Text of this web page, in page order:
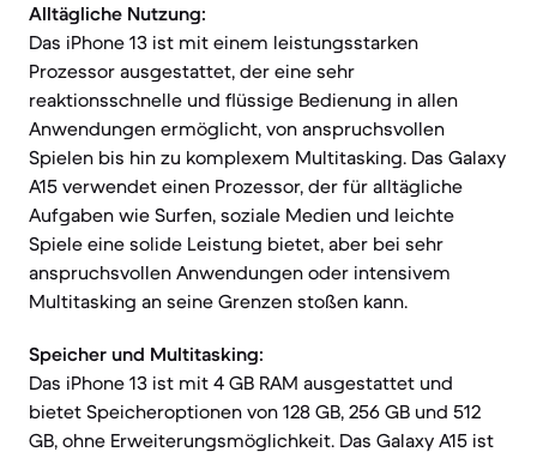
Alltägliche Nutzung:
Das iPhone 13 ist mit einem leistungsstarken
Prozessor ausgestattet, der eine sehr
reaktionsschnelle und flüssige Bedienung in allen
Anwendungen ermöglicht, von anspruchsvollen
Spielen bis hin zu komplexem Multitasking. Das Galaxy
A15 verwendet einen Prozessor, der für alltägliche
Aufgaben wie Surfen, soziale Medien und leichte
Spiele eine solide Leistung bietet, aber bei sehr
anspruchsvollen Anwendungen oder intensivem
Multitasking an seine Grenzen stoßen kann.
Speicher und Multitasking:
Das iPhone 13 ist mit 4 GB RAM ausgestattet und
bietet Speicheroptionen von 128 GB, 256 GB und 512
GB, ohne Erweiterungsmöglichkeit. Das Galaxy A15 ist